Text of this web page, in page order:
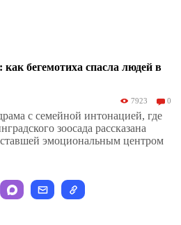
бегемотиха спасла людей в
7923 0
с семейной интонацией, где
зоосада рассказана
ставшей эмоциональным центром